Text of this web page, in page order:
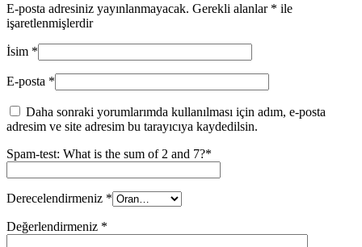
E-posta adresiniz yayınlanmayacak. Gerekli alanlar * ile
işaretlenmişlerdir
İsim *
E-posta *
Daha sonraki yorumlarımda kullanılması için adım, e-posta
adresim ve site adresim bu tarayıcıya kaydedilsin.
Spam-test: What is the sum of 2 and 7?*
Derecelendirmeniz *
Değerlendirmeniz *